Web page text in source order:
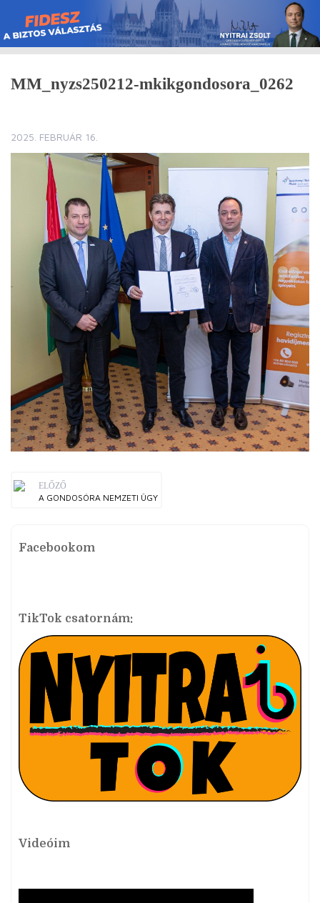
Skip
to
content
MM_nyzs250212-mkikgondosora_0262
2025. FEBRUÁR 16.
ELŐZŐ
A GONDOSÓRA NEMZETI ÜGY
Facebookom
TikTok csatornám:
Videóim